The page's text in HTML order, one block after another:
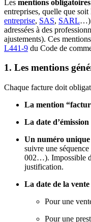
Les mentions
entreprises, quelle que
entreprise, SAS, SARL…).
adressées à des
ajustements). Ces
L441-9 du Code de
1. Les mentions
Chaque facture doit
La mention
La date d’émission
Un numéro
suivre une
002…). Impossible
justification.
La date de la
Pour une
Pour une